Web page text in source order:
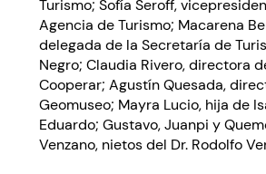
Turismo; Sofía Seroff,
Agencia de Turismo; Macarena
delegada de la Secretaría de
Negro; Claudia Rivero, directora
Cooperar; Agustín Quesada,
Geomuseo; Mayra Lucio, hija de
Eduardo; Gustavo, Juanpi y
Venzano, nietos del Dr. Rodolfo